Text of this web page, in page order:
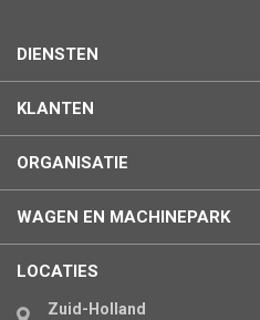
DIENSTEN
KLANTEN
ORGANISATIE
WAGEN EN MACHINEPARK
LOCATIES
Zuid-Holland